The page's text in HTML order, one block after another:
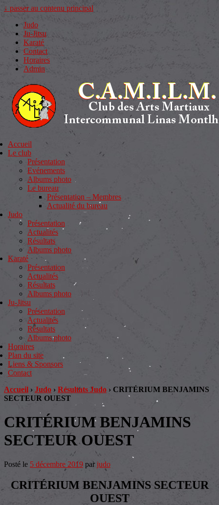
↓ passer au contenu principal
Judo
Ju-Jitsu
Karaté
Contact
Horaires
Admin
Accueil
Le club
Présentation
Evénements
Albums photo
Le bureau
Présentation – Membres
Actualité du bureau
Judo
Présentation
Actualités
Résultats
Albums photo
Karaté
Présentation
Actualités
Résultats
Albums photo
Ju-Jitsu
Présentation
Actualités
Résultats
Albums photo
Horaires
Plan du site
Liens & Sponsors
Contact
Accueil › Judo › Résultats Judo › CRITÉRIUM BENJAMINS
SECTEUR OUEST
CRITÉRIUM BENJAMINS
SECTEUR OUEST
Posté le 5 décembre 2019 par judo
CRITÉRIUM BENJAMINS SECTEUR
OUEST